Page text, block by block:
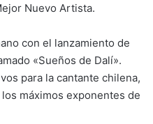
Nuevo Artista.
con el lanzamiento de
«Sueños de Dalí».
para la cantante chilena,
máximos exponentes de